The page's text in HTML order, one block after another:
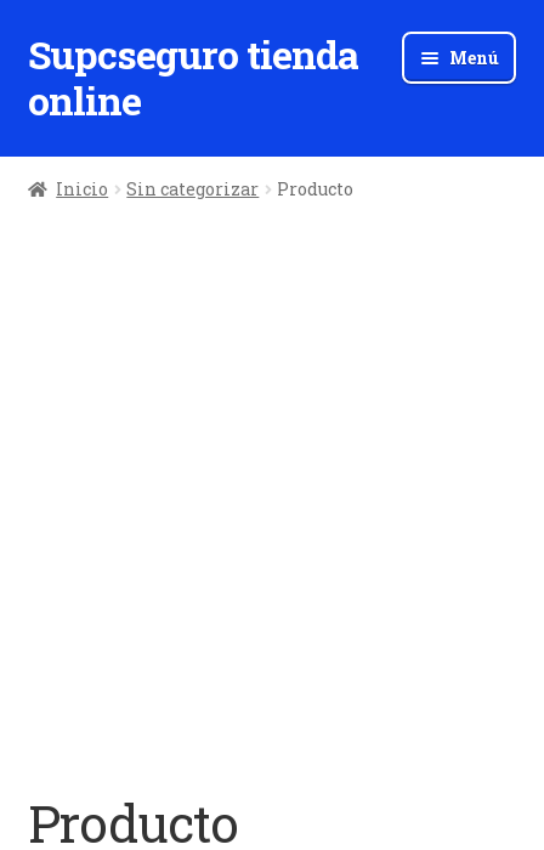
Ir
a
la
Ir
al
contenido
Supcseguro tienda
online
Menú
Inicio Sin categorizar Producto
Producto